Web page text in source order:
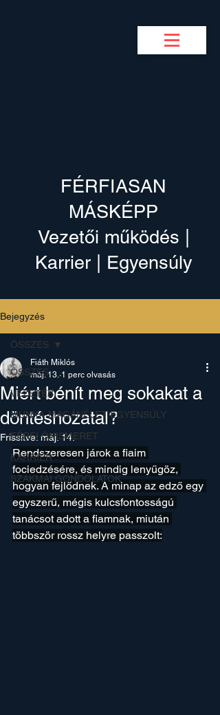
FÉRFIASAN
MÁSKÉPP
Vezetői működés |
Karrier | Egyensúly
Bejegyzés
ÖSSZES
VEZETÉS
MUNKA-MAGÁNÉLET EGYENSÚLY
FÉRFI ÖNISMERET
KARRIER
SZAKMAI GONDOLATOK
ÖSSZES
Miért bénít meg sokakat a
döntéshozatal?
Fiáth Miklós
máj. 13. 1 perc olvasás
Frissítve: máj. 14.
Rendszeresen járok a fiaim
fociedzésére, és mindig lenyűgöz,
hogyan fejlődnek. A minap az edző egy
egyszerű, mégis kulcsfontosságú
tanácsot adott a fiamnak, miután
többször rossz helyre passzolt: